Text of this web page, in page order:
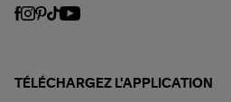
TÉLÉCHARGEZ L'APPLICATION